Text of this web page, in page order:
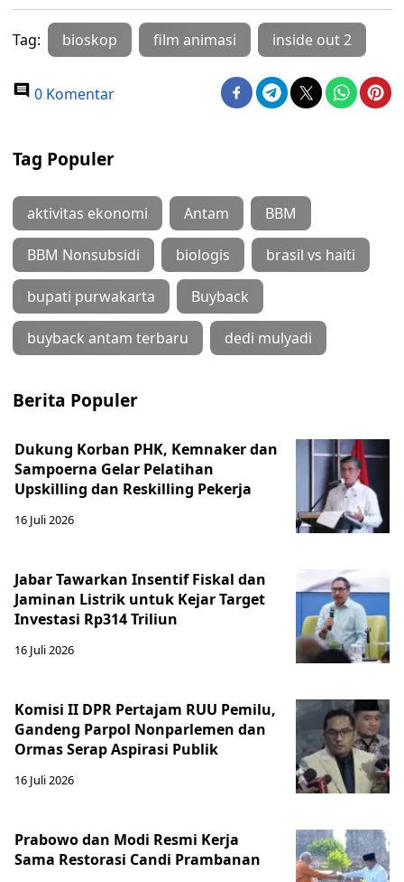
Tag: bioskop film animasi inside out 2
0 Komentar
Tag Populer
aktivitas ekonomi Antam BBM
BBM Nonsubsidi biologis brasil vs haiti
bupati purwakarta Buyback
buyback antam terbaru dedi mulyadi
Berita Populer
Dukung Korban PHK, Kemnaker dan
Sampoerna Gelar Pelatihan
Upskilling dan Reskilling Pekerja
16 Juli 2026
Jabar Tawarkan Insentif Fiskal dan
Jaminan Listrik untuk Kejar Target
Investasi Rp314 Triliun
16 Juli 2026
Komisi II DPR Pertajam RUU Pemilu,
Gandeng Parpol Nonparlemen dan
Ormas Serap Aspirasi Publik
16 Juli 2026
Prabowo dan Modi Resmi Kerja
Sama Restorasi Candi Prambanan